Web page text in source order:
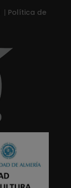
| Política de